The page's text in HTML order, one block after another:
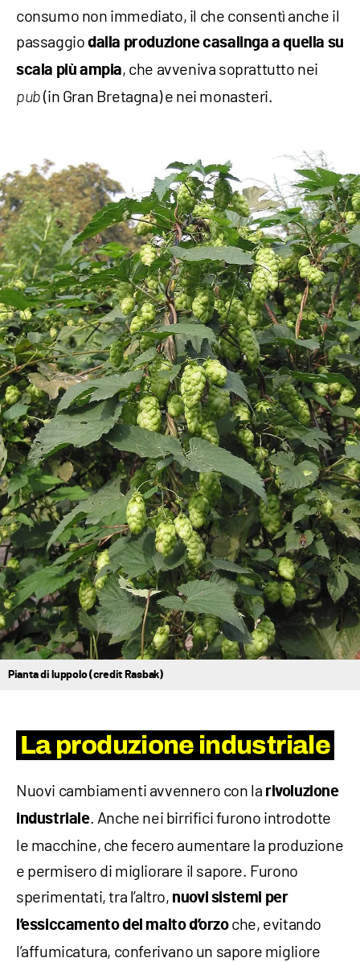
consumo non immediato, il che consentì anche il
passaggio dalla produzione casalinga a quella su
scala più ampia, che avveniva soprattutto nei
pub (in Gran Bretagna) e nei monasteri.
Pianta di luppolo (credit Rasbak)
La produzione industriale
Nuovi cambiamenti avvennero con la rivoluzione
industriale. Anche nei birrifici furono introdotte
le macchine, che fecero aumentare la produzione
e permisero di migliorare il sapore. Furono
sperimentati, tra l’altro, nuovi sistemi per
l’essiccamento del malto d’orzo che, evitando
l’affumicatura, conferivano un sapore migliore